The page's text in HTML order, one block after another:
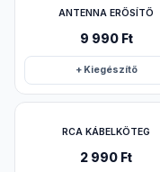
ANTENNA ERŐSÍTŐ
9 990 Ft
+ Kiegészítő
RCA KÁBELKÖTEG
2 990 Ft